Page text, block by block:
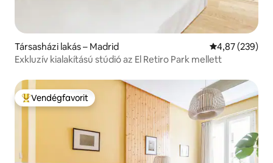
Társasházi lakás – Madrid Átlagos
4,87 (239)
Exkluzív kialakítású stúdió az El Retiro Park mellett
Kiemelt vendégfavorit
Vendégfavorit